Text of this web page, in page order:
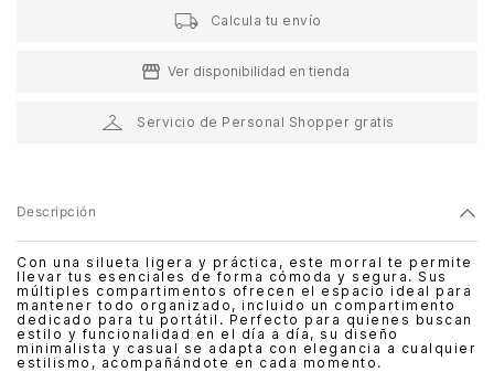
Calcula tu envío
Ver disponibilidad en tienda
Servicio de Personal Shopper gratis
Descripción
Con una silueta ligera y práctica, este morral te permite
llevar tus esenciales de forma cómoda y segura. Sus
múltiples compartimentos ofrecen el espacio ideal para
mantener todo organizado, incluido un compartimento
dedicado para tu portátil. Perfecto para quienes buscan
estilo y funcionalidad en el día a día, su diseño
minimalista y casual se adapta con elegancia a cualquier
estilismo, acompañándote en cada momento.